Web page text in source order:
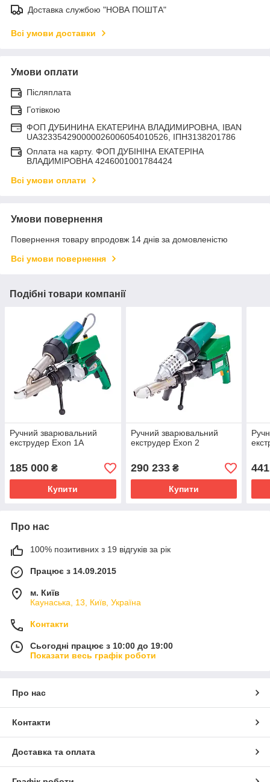
Доставка службою "НОВА ПОШТА"
Всі умови доставки
Умови оплати
Післяплата
Готівкою
ФОП ДУБИНИНА ЕКАТЕРИНА ВЛАДИМИРОВНА, IBAN
UA323354290000026006054010526, ІПН3138201786
Оплата на карту. ФОП ДУБІНІНА ЕКАТЕРІНА
ВЛАДИМІРОВНА 4246001001784424
Всі умови оплати
Умови повернення
Повернення товару впродовж 14 днів за домовленістю
Всі умови повернення
Подібні товари компанії
Ручний зварювальний
екструдер Exon 1A
185 000 ₴
Купити
Ручний зварювальний
екструдер Exon 2
290 233₴
Купити
Про нас
100% позитивних з 19 відгуків за рік
Працює з 14.09.2015
м. Київ
Каунаська, 13, Київ, Україна
Контакти
Сьогодні працює з 10:00 до 19:00
Показати весь графік роботи
Про нас
Контакти
Доставка та оплата